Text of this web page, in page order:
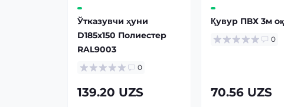
Ўтказувчи ҳуни
D185х150 Полиестер
RAL9003
0
139.20 UZS
Қувур ПВХ 3м оқ
0
70.56 UZS